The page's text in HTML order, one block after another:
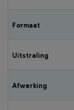
Formaat
Uitstraling
Afwerking